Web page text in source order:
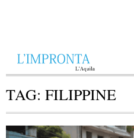
TAG: FILIPPINE